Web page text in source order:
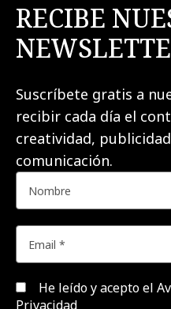
RECIBE
Suscríbete gratis a
recibir cada día el
creatividad,
comunicación.
He leído y acepto el
Privacidad